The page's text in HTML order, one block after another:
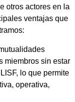
otros actores en la
ventajas que
miembros sin estar
lo que permite
operativa,